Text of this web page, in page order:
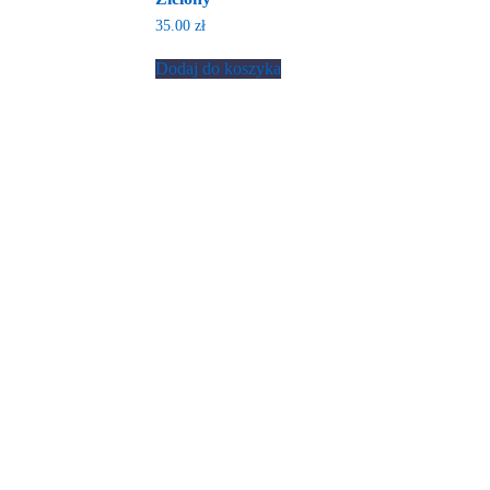
35.00 zł
Dodaj do koszyka